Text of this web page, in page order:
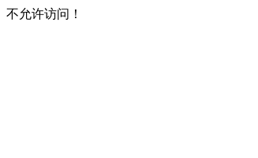
不允许访问！